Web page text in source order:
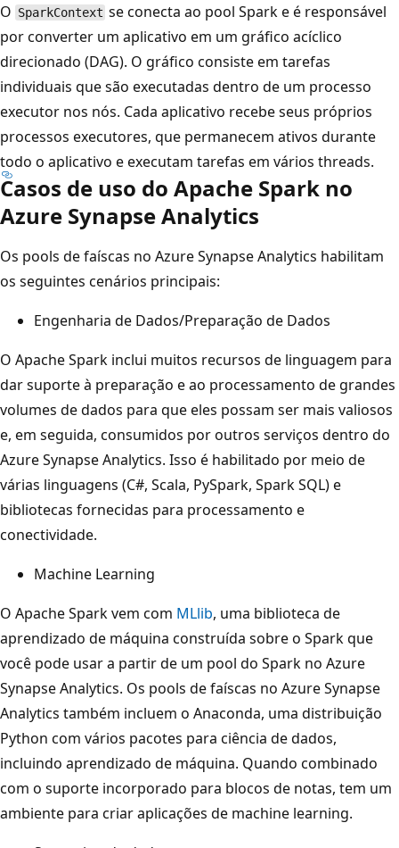
O SparkContext se conecta ao pool Spark e é responsável
por converter um aplicativo em um gráfico acíclico
direcionado (DAG). O gráfico consiste em tarefas
individuais que são executadas dentro de um processo
executor nos nós. Cada aplicativo recebe seus próprios
processos executores, que permanecem ativos durante
todo o aplicativo e executam tarefas em vários threads.
Casos de uso do Apache Spark no
Azure Synapse Analytics
Os pools de faíscas no Azure Synapse Analytics habilitam
os seguintes cenários principais:
Engenharia de Dados/Preparação de Dados
O Apache Spark inclui muitos recursos de linguagem para
dar suporte à preparação e ao processamento de grandes
volumes de dados para que eles possam ser mais valiosos
e, em seguida, consumidos por outros serviços dentro do
Azure Synapse Analytics. Isso é habilitado por meio de
várias linguagens (C#, Scala, PySpark, Spark SQL) e
bibliotecas fornecidas para processamento e
conectividade.
Machine Learning
O Apache Spark vem com MLlib, uma biblioteca de
aprendizado de máquina construída sobre o Spark que
você pode usar a partir de um pool do Spark no Azure
Synapse Analytics. Os pools de faíscas no Azure Synapse
Analytics também incluem o Anaconda, uma distribuição
Python com vários pacotes para ciência de dados,
incluindo aprendizado de máquina. Quando combinado
com o suporte incorporado para blocos de notas, tem um
ambiente para criar aplicações de machine learning.